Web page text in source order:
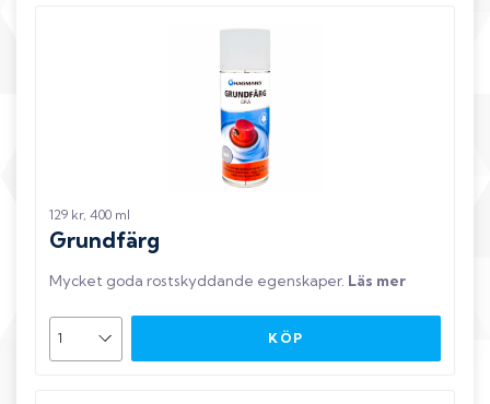
129 kr, 400 ml
Grundfärg
Mycket goda rostskyddande egenskaper. Läs mer
KÖP